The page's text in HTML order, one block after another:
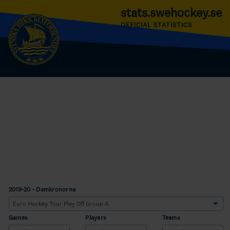
stats.swehockey.se
OFFICIAL STATISTICS
2019-20 - Damkronorna
Games Players Teams